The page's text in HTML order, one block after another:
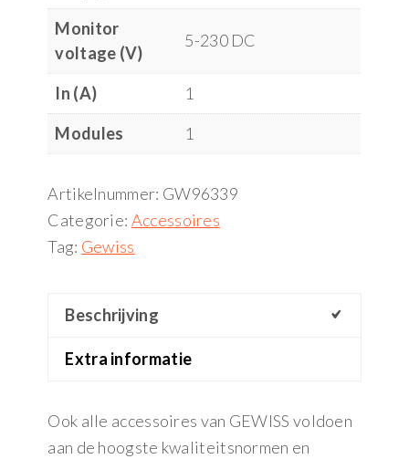
Monitor
voltage (V)
5-230 DC
In (A)
1
Modules
1
Artikelnummer: GW96339
Categorie: Accessoires
Tag: Gewiss
Beschrijving
Extra informatie
Ook alle accessoires van GEWISS voldoen
aan de hoogste kwaliteitsnormen en